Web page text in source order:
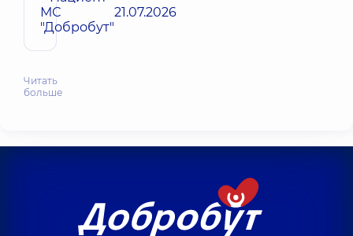
МС
"Добробут"
21.07.2026
Читать
больше